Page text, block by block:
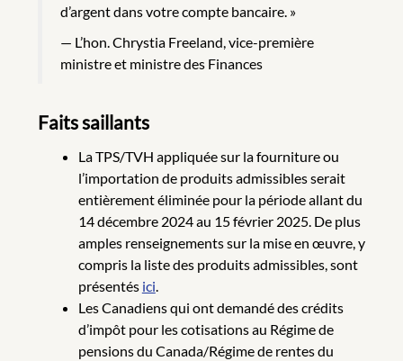
d’argent dans votre compte bancaire. »
L’hon. Chrystia Freeland, vice-première
ministre et ministre des Finances
Faits saillants
La TPS/TVH appliquée sur la fourniture ou
l’importation de produits admissibles serait
entièrement éliminée pour la période allant du
14 décembre 2024 au 15 février 2025. De plus
amples renseignements sur la mise en œuvre, y
compris la liste des produits admissibles, sont
présentés ici.
Les Canadiens qui ont demandé des crédits
d’impôt pour les cotisations au Régime de
pensions du Canada/Régime de rentes du